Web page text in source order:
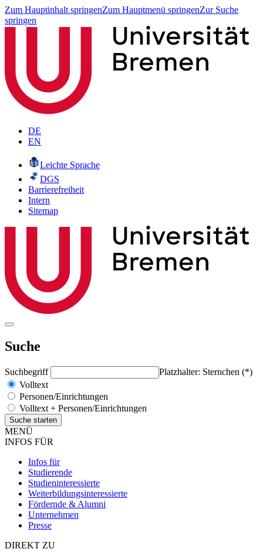
Zum Hauptinhalt springenZum Hauptmenü springenZur Suche
springen
DE
EN
Leichte Sprache
DGS
Barrierefreiheit
Intern
Sitemap
Suche
Suchbegriff
Platzhalter: Sternchen (*)
Volltext
Personen/Einrichtungen
Volltext + Personen/Einrichtungen
MENÜ
INFOS FÜR
Infos für
Studierende
Studieninteressierte
Weiterbildungsinteressierte
Fördernde & Alumni
Unternehmen
Presse
DIREKT ZU